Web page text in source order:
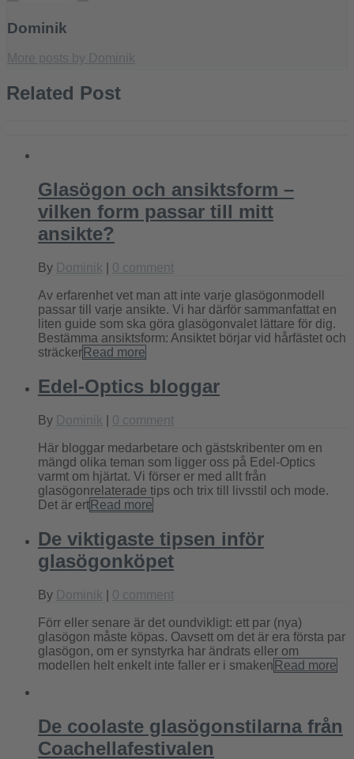
Dominik
More posts by Dominik
Related Post
Glasögon och ansiktsform –
vilken form passar till mitt
ansikte?
By Dominik 0 comment
Av erfarenhet vet man att inte varje glasögonmodell
passar till varje ansikte. Vi har därför sammanfattat en
liten guide som ska göra glasögonvalet lättare för dig.
Bestämma ansiktsform: Ansiktet börjar vid hårfästet och
sträcker Read more
Edel-Optics bloggar
By Dominik 0 comment
Här bloggar medarbetare och gästskribenter om en
mängd olika teman som ligger oss på Edel-Optics
varmt om hjärtat. Vi förser er med allt från
glasögonrelaterade tips och trix till livsstil och mode.
Det är ert Read more
De viktigaste tipsen inför
glasögonköpet
By Dominik 0 comment
Förr eller senare är det oundvikligt: ett par (nya)
glasögon måste köpas. Oavsett om det är era första par
glasögon, om er synstyrka har ändrats eller om
modellen helt enkelt inte faller er i smaken Read more
De coolaste glasögonstilarna från
Coachellafestivalen